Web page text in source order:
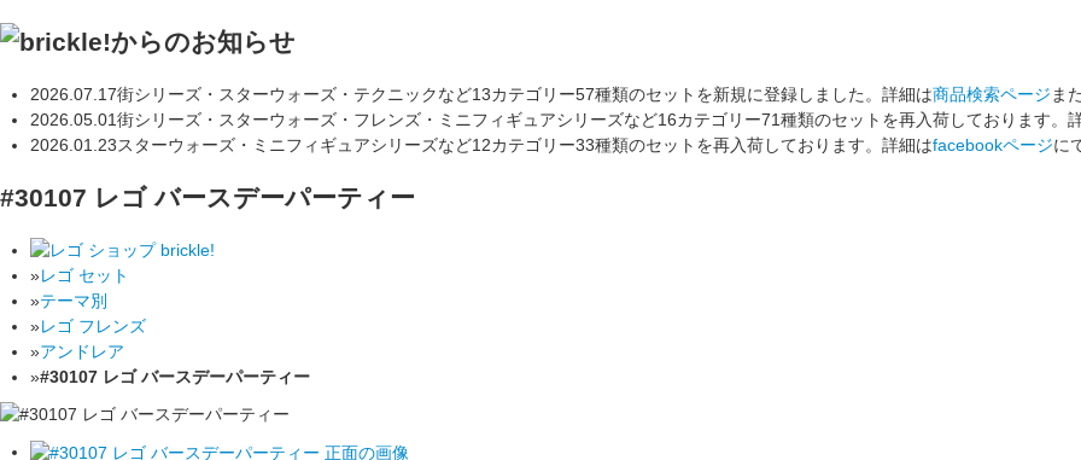
2026.07.17街シリーズ・スターウォーズ・テクニックなど13カテゴリー57種類のセットを新規に登録しました。詳細は商品検索ページ ま
2026.05.01街シリーズ・スターウォーズ・フレンズ・ミニフィギュアシリーズなど16カテゴリー71種類のセットを再入荷しております。
2026.01.23スターウォーズ・ミニフィギュアシリーズなど12カテゴリー33種類のセットを再入荷しております。詳細はfacebookページに
#30107 レゴ バースデーパーティー
»レゴ セット
»テーマ別
»レゴ フレンズ
»アンドレア
»#30107 レゴ バースデーパーティー